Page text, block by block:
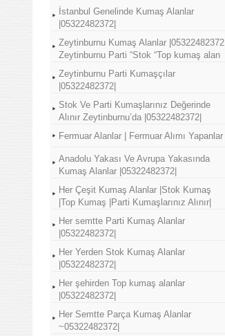
İstanbul Genelinde Kumaş Alanlar
|05322482372|
Zeytinburnu Kumaş Alanlar |05322482372|
Zeytinburnu Parti “Stok “Top kumaş alan
Zeytinburnu Parti Kumaşçılar
|05322482372|
Stok Ve Parti Kumaşlarınız Değerinde
Alınır Zeytinburnu’da |05322482372|
Fermuar Alanlar | Fermuar Alımı Yapanlar
Anadolu Yakası Ve Avrupa Yakasında
Kumaş Alanlar |05322482372|
Her Çeşit Kumaş Alanlar |Stok Kumaş
|Top Kumaş |Parti Kumaşlarınız Alınır|
Her semtte Parti Kumaş Alanlar
|05322482372|
Her Yerden Stok Kumaş Alanlar
|05322482372|
Her şehirden Top kumaş alanlar
|05322482372|
Her Semtte Parça Kumaş Alanlar
~05322482372|